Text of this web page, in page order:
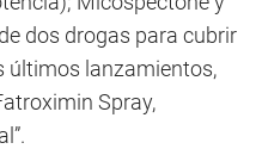
dos drogas para cubrir
últimos lanzamientos,
Spray,